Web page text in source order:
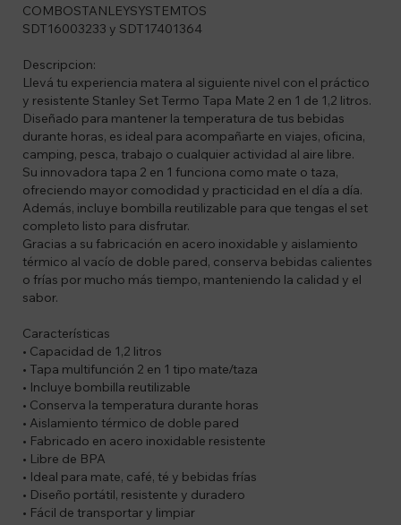
COMBOSTANLEYSYSTEMTOS
SDT16003233 y SDT17401364
Descripcion:
Llevá tu experiencia matera al siguiente nivel con el práctico
y resistente Stanley Set Termo Tapa Mate 2 en 1 de 1,2 litros.
Diseñado para mantener la temperatura de tus bebidas
durante horas, es ideal para acompañarte en viajes, oficina,
camping, pesca, trabajo o cualquier actividad al aire libre.
Su innovadora tapa 2 en 1 funciona como mate o taza,
ofreciendo mayor comodidad y practicidad en el día a día.
Además, incluye bombilla reutilizable para que tengas el set
completo listo para disfrutar.
Gracias a su fabricación en acero inoxidable y aislamiento
térmico al vacío de doble pared, conserva bebidas calientes
o frías por mucho más tiempo, manteniendo la calidad y el
sabor.
Características
• Capacidad de 1,2 litros
• Tapa multifunción 2 en 1 tipo mate/taza
• Incluye bombilla reutilizable
• Conserva la temperatura durante horas
• Aislamiento térmico de doble pared
• Fabricado en acero inoxidable resistente
• Libre de BPA
• Ideal para mate, café, té y bebidas frías
• Diseño portátil, resistente y duradero
• Fácil de transportar y limpiar